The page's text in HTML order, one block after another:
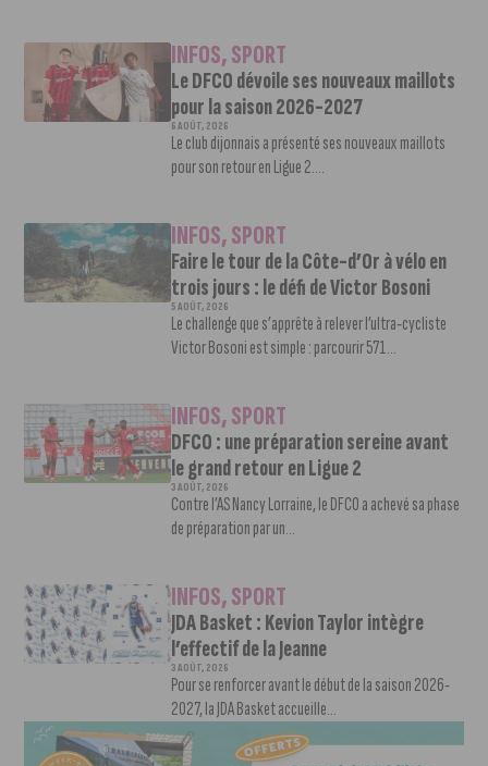
INFOS,SPORT
Le DFCO dévoile ses nouveaux maillots
pour la saison 2026-2027
6 AOÛT, 2026
Le club dijonnais a présenté ses nouveaux maillots
pour son retour en Ligue 2....
INFOS,SPORT
Faire le tour de la Côte-d’Or à vélo en
trois jours : le défi de Victor Bosoni
5 AOÛT, 2026
Le challenge que s’apprête à relever l’ultra-cycliste
Victor Bosoni est simple : parcourir 571...
INFOS,SPORT
DFCO : une préparation sereine avant
le grand retour en Ligue 2
3 AOÛT, 2026
Contre l’AS Nancy Lorraine, le DFCO a achevé sa phase
de préparation par un...
INFOS,SPORT
JDA Basket : Kevion Taylor intègre
l’effectif de la Jeanne
3 AOÛT, 2026
Pour se renforcer avant le début de la saison 2026-
2027, la JDA Basket accueille...